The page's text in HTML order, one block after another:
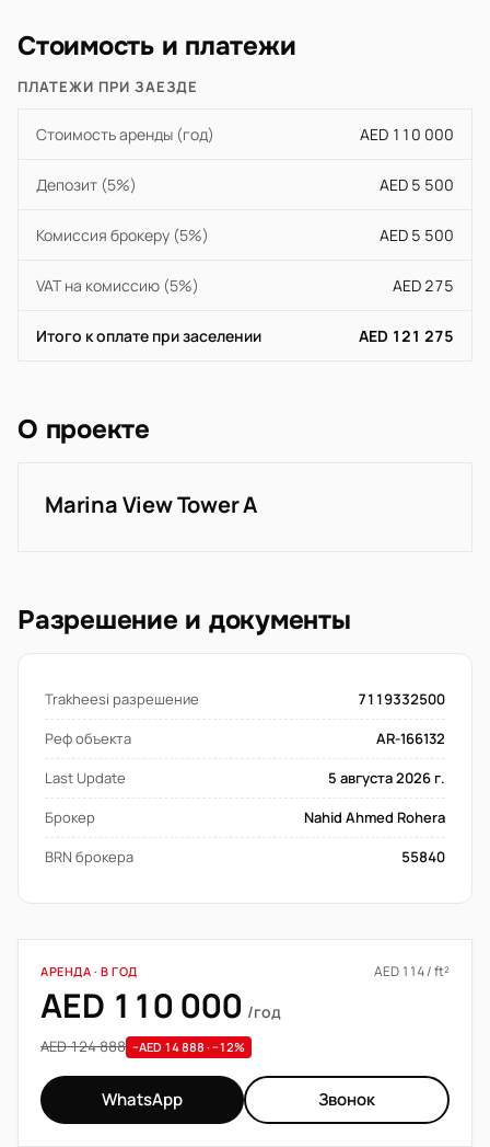
Стоимость и платежи
ПЛАТЕЖИ ПРИ ЗАЕЗДЕ
Стоимость аренды (год) AED 110 000
Депозит (5%) AED 5 500
Комиссия брокеру (5%) AED 5 500
VAT на комиссию (5%) AED 275
Итого к оплате при заселении AED 121 275
О проекте
Marina View Tower A
Разрешение и документы
Trakheesi разрешение
7119332500
Реф объекта
AR-166132
Last Update
5 августа 2026 г.
Брокер
Nahid Ahmed Rohera
BRN брокера
55840
АРЕНДА · В ГОД AED 114 / ft²
AED 110 000 /год
AED 124 888 −AED 14 888 · −12%
WhatsApp Звонок